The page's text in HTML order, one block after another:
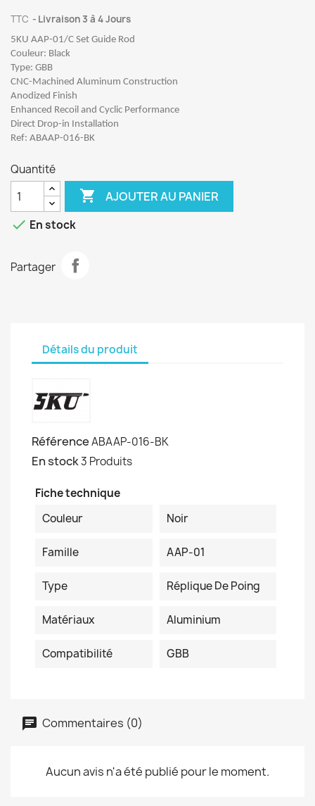
TTC Livraison 3 à 4 Jours
5KU AAP-01/C Set Guide Rod
Couleur: Black
Type: GBB
CNC-Machined Aluminum Construction
Anodized Finish
Enhanced Recoil and Cyclic Performance
Direct Drop-in Installation
Ref: ABAAP-016-BK
Quantité
 AJOUTER AU PANIER
 En stock
Partager
Détails du produit
RéférenceABAAP-016-BK
En stock3 Produits
Fiche technique
Couleur
Noir
Famille AAP-01
Type Réplique De Poing
Matériaux Aluminium
Compatibilité GBB
Commentaires (0)
Aucun avis n'a été publié pour le moment.